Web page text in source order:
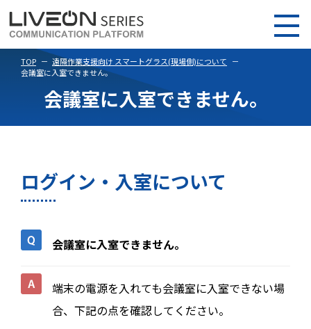
TOP
遠隔作業支援向け スマートグラス(現場側)について
会議室に入室できません。
会議室に入室できません。
ログイン・入室について
会議室に入室できません。
端末の電源を入れても会議室に入室できない場
合、下記の点を確認してください。